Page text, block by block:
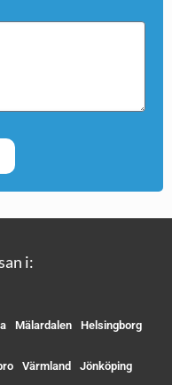
i:
Mälardalen Helsingborg
Värmland Jönköping